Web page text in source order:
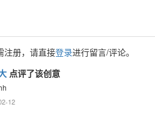
注册，请直接登录进行留言/评论。
点评了该创意
12